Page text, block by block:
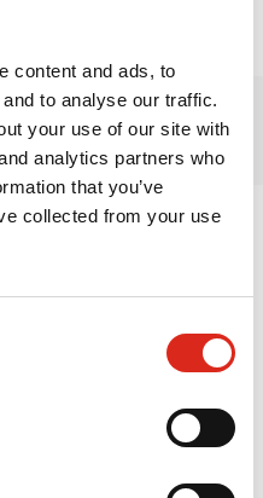
content and ads, to
to analyse our traffic.
your use of our site with
analytics partners who
that you’ve
collected from your use